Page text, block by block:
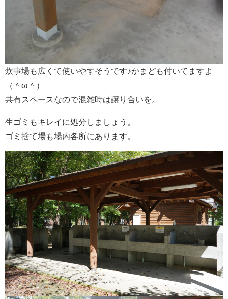
炊事場も広くて使いやすそうです♪かまども付いてますよ
（＾ω＾）
共有スペースなので混雑時は譲り合いを。
生ゴミもキレイに処分しましょう。
ゴミ捨て場も場内各所にあります。